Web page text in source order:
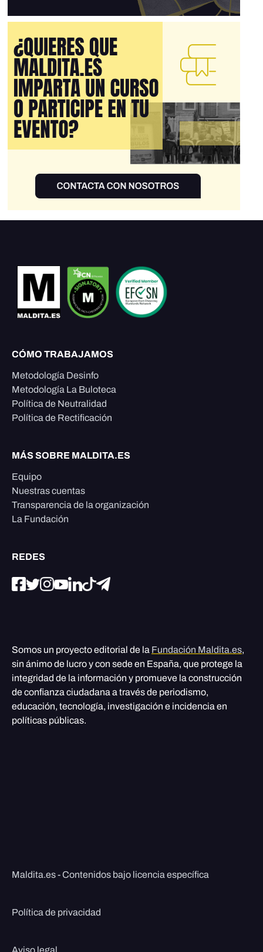
CÓMO TRABAJAMOS
Metodología Desinfo
Metodología La Buloteca
Política de Neutralidad
Política de Rectificación
MÁS SOBRE MALDITA.ES
Equipo
Nuestras cuentas
Transparencia de la organización
La Fundación
REDES
Somos un proyecto editorial de la Fundación Maldita.es,
sin ánimo de lucro y con sede en España, que protege la
integridad de la información y promueve la construcción
de confianza ciudadana a través de periodismo,
educación, tecnología, investigación e incidencia en
políticas públicas.
Maldita.es - Contenidos bajo licencia específica
Política de privacidad
Aviso legal